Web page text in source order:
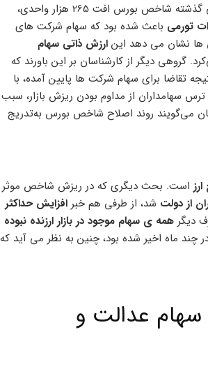
گذشته یکی از سنگین ترین نوسانات در بازار سهام را پشت سر گذاشتند. در 5 روز معاملاتی گذشته شاخص بورس افت 265 هزار واحدی،
تورمی باعث شده بود که سهام شرکت های
ها نشان می دهد این ارزش ذاتی سهام
گروهی دیگر از کارشناسان بر این باورند که
تقاضا برای سهام شرکت ها پایین آمده، با
سهامداران از مداوم بودن ریزش بازار، سبب
می‌گویند روند اصلاح شاخص بورس به‌تدریج
است. بحث دیگری که در ریزش شاخص موثر
از دولت شد، از طرفی هم خبر افزایش حداکثر
دیگر همه ی سهام موجود در بازار ارزنده نبوده
ماه اخیر شده بود، چنین به نظر می آید که
سهام عدالت و